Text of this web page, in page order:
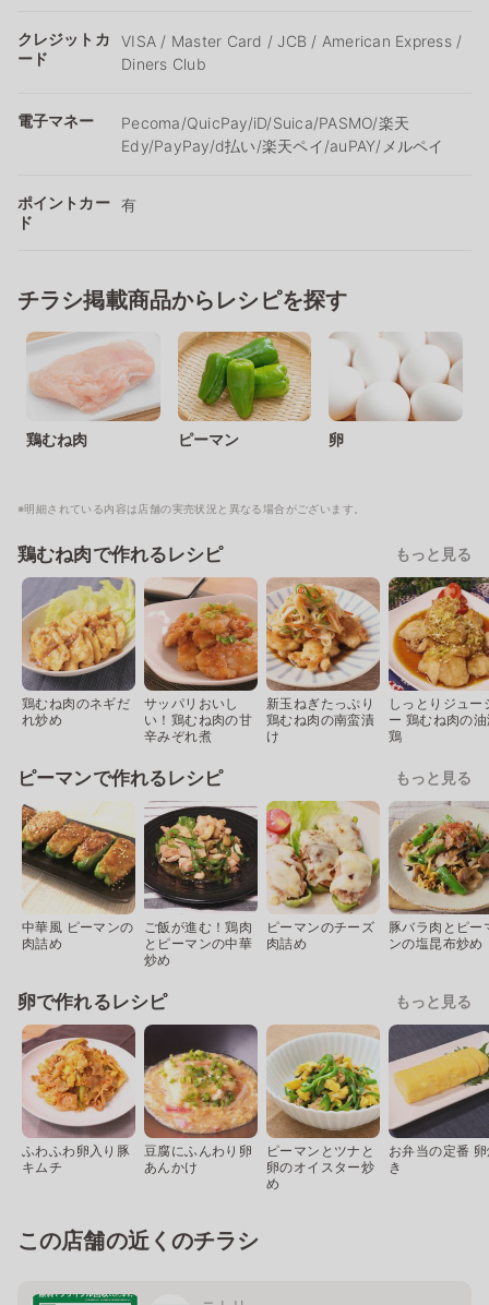
クレジットカ
ード
VISA / Master Card / JCB / American Express /
Diners Club
電子マネー
Pecoma/QuicPay/iD/Suica/PASMO/楽天
Edy/PayPay/d払い/楽天ペイ/auPAY/メルペイ
ポイントカー
ド
有
チラシ掲載商品からレシピを探す
鶏むね肉 ピーマン 卵
※明細されている内容は店舗の実売状況と異なる場合がございます。
鶏むね肉で作れるレシピ もっと見る
鶏むね肉のネギだ
れ炒め
サッパリおいし
い！鶏むね肉の甘
辛みぞれ煮
新玉ねぎたっぷり
鶏むね肉の南蛮漬
け
しっとりジュー
ー 鶏むね肉の
鶏
ピーマンで作れるレシピ もっと見る
中華風 ピーマンの
肉詰め
ご飯が進む！鶏肉
とピーマンの中華
炒め
ピーマンのチーズ
肉詰め
豚バラ肉とピー
ンの塩昆布炒め
卵で作れるレシピ もっと見る
ふわふわ卵入り豚
キムチ
豆腐にふんわり卵
あんかけ
ピーマンとツナと
卵のオイスター炒
め
お弁当の定番
き
この店舗の近くのチラシ